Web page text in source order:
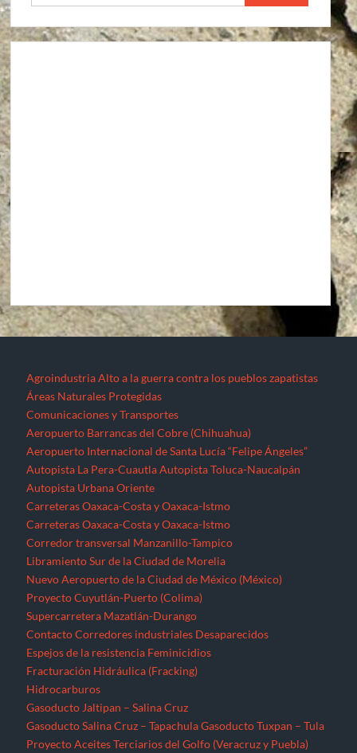
Carreteras Oaxaca-Costa y Oaxaca-Istmo
Carreteras Oaxaca-Costa y Oaxaca-Istmo
Corredor transversal Manzanillo-Tampico
Nuevo Aeropuerto de la Ciudad de México (México)
Proyecto Cuyutlán-Puerto (Colima)
Supercarretera Mazatlán-Durango
ContactoCorredores industrialesDesaparecidos
Espejos de la resistenciaFeminicidios
Fracturación Hidráulica (Fracking)
Hidrocarburos
Gasoducto Jaltipan – Salina Cruz
Gasoducto Salina Cruz – TapachulaGasoducto Tuxpan – Tula
Proyecto Aceites Terciarios del Golfo (Veracruz y Puebla)
Sistema de Transporte de Gas Natural Norte-Noroeste
Home JornalerosMEGAPROYECTOSMichoacánMigrantes
Militarización
Minería
Minería en el Cerro de San Pedro
Minería en el Istmo de Tehuantepec
MorelosNayaritNOTICIASNoticias Nacionales
OaxacaPalabras del EZLN
Parques eólicos
Corredor Eólico del Istmo de Tehuantepec
Parque Eólico Dzilam de Bravo (Yucatán)